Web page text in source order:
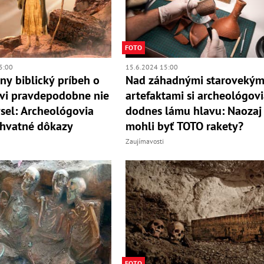
biblický príbeh o
pravdepodobne nie
Archeológovia
dôkazy
FOTO
15.6.2024 15:00
Nad záhadnými
artefaktami si
dodnes lámu hlavu: Naozaj
mohli byť TOTO rakety?
Zaujímavosti